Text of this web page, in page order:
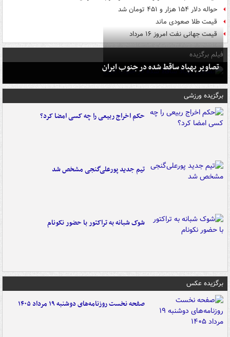
حواله دلار ۱۵۴ هزار و ۴۵۱ تومان شد
قیمت طلا صعودی ماند
قیمت جهانی نفت امروز ۱۶ مرداد
فیلم برگزیده
تصاویر پهپاد ساقط شده در جنوب ایران
برگزیده ورزشی
حکم اخراج ربیعی را چه کسی امضا کرد؟
تیم جدید پورعلی‌گنجی مشخص شد
شوک شبانه به تراکتور با حضور نکونام
برگزیده عکس
صفحه نخست روزنامه‌های دوشنبه ۱۹ مرداد ۱۴۰۵